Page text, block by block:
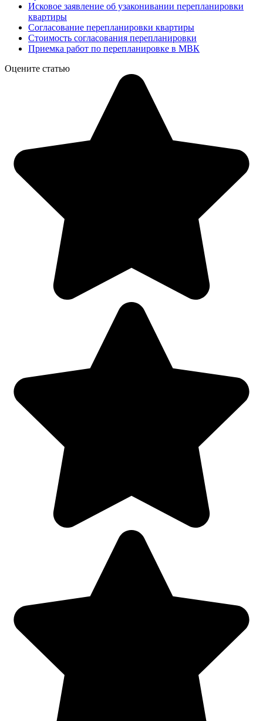
Исковое заявление об узаконивании перепланировки
квартиры
Согласование перепланировки квартиры
Стоимость согласования перепланировки
Приемка работ по перепланировке в МВК
Оцените статью